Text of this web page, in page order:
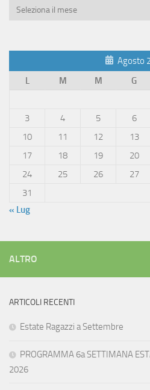
Archivio
Agosto
L
M M G
3
4 5 6
10
11 12 13
17
18 19 20
24
25 26 27
31
« Lug
ALTRO
ARTICOLI RECENTI
Estate Ragazzi a Settembre
PROGRAMMA 6a SETTIMANA
2026